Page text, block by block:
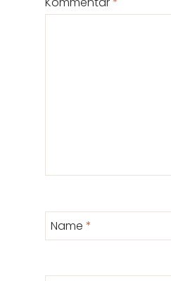
Name *